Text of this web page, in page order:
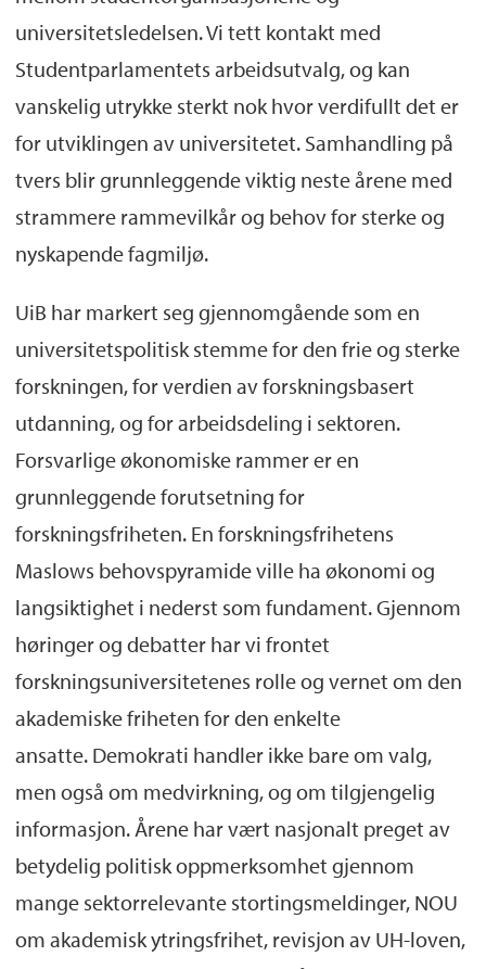
universitetsledelsen. Vi tett kontakt med
Studentparlamentets arbeidsutvalg, og kan
vanskelig utrykke sterkt nok hvor verdifullt det er
for utviklingen av universitetet. Samhandling på
tvers blir grunnleggende viktig neste årene med
strammere rammevilkår og behov for sterke og
nyskapende fagmiljø.
UiB har markert seg gjennomgående som en
universitetspolitisk stemme for den frie og sterke
forskningen, for verdien av forskningsbasert
utdanning, og for arbeidsdeling i sektoren.
Forsvarlige økonomiske rammer er en
grunnleggende forutsetning for
forskningsfriheten. En forskningsfrihetens
Maslows behovspyramide ville ha økonomi og
langsiktighet i nederst som fundament. Gjennom
høringer og debatter har vi frontet
forskningsuniversitetenes rolle og vernet om den
akademiske friheten for den enkelte
ansatte. Demokrati handler ikke bare om valg,
men også om medvirkning, og om tilgjengelig
informasjon. Årene har vært nasjonalt preget av
betydelig politisk oppmerksomhet gjennom
mange sektorrelevante stortingsmeldinger, NOU
om akademisk ytringsfrihet, revisjon av UH-loven,